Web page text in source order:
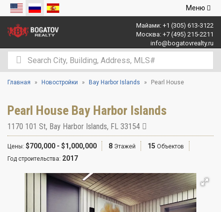
Открыть
Меню
Майами: +1 (305) 613-3122
Москва: +7 (495) 215-2211
info@bogatovrealty.ru
Главная Новостройки Bay Harbor Islands Pearl House
Pearl House Bay Harbor Islands
1170 101 St, Bay Harbor Islands, FL 33154
Цены: $700,000 - $1,000,000 8 Этажей 15 Объектов
Год строительства: 2017